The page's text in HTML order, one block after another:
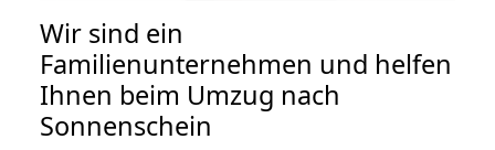
Wir sind ein
Familienunternehmen und helfen
Ihnen beim Umzug nach
Sonnenschein